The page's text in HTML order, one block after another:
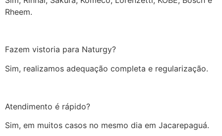
Rheem.
Fazem vistoria para Naturgy?
Sim, realizamos adequação completa e regularização.
Atendimento é rápido?
Sim, em muitos casos no mesmo dia em Jacarepaguá.